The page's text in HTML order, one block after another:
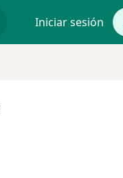
Iniciar sesión